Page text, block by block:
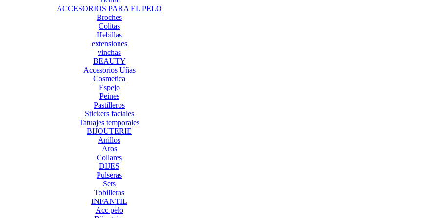
ACCESORIOS PARA EL PELO
Broches
Colitas
Hebillas
extensiones
vinchas
BEAUTY
Accesorios Uñas
Cosmetica
Espejo
Peines
Pastilleros
Stickers faciales
Tatuajes temporales
BIJOUTERIE
Anillos
Aros
Collares
DIJES
Pulseras
Sets
Tobilleras
INFANTIL
Acc pelo